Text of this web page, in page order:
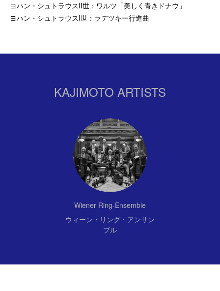
ヨハン・シュトラウスII世：ワルツ「美しく青きドナウ」
ヨハン・シュトラウスI世：ラデツキー行進曲
KAJIMOTO ARTISTS
Wiener Ring-Ensemble
ウィーン・リング・アンサン
ブル